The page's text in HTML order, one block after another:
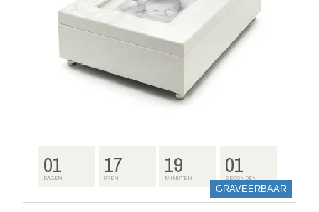
GRAVEERBAAR
01
DAGEN 17
UREN 19
MINUTEN 00
SECONDEN